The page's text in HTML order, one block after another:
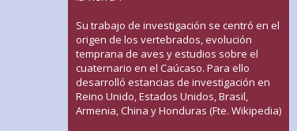
Su trabajo de investigación se centró en el
origen de los vertebrados, evolución
temprana de aves y estudios sobre el
cuaternario en el Caúcaso. Para ello
desarrolló estancias de investigación en
Reino Unido, Estados Unidos, Brasil,
Armenia, China y Honduras (Fte. Wikipedia)